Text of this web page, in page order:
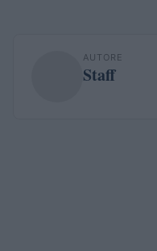
AUTORE
Staff